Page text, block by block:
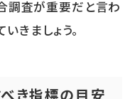
調査が重要だと言わ
きましょう。
き指標の目安